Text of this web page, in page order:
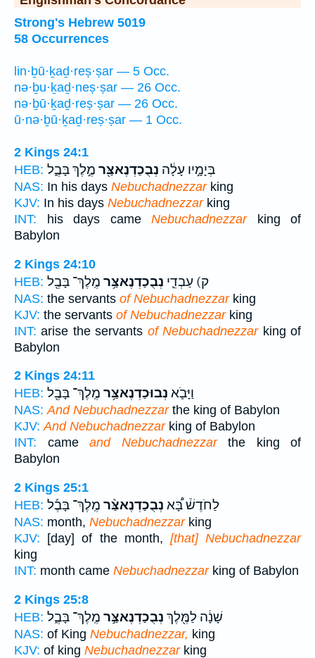
Strong's Hebrew 5019
58 Occurrences
lin·ḇū·ḵaḏ·reṣ·ṣar — 5 Occ.
nə·ḇu·ḵaḏ·neṣ·ṣar — 26 Occ.
nə·ḇū·ḵaḏ·reṣ·ṣar — 26 Occ.
ū·nə·ḇū·ḵaḏ·reṣ·ṣar — 1 Occ.
2 Kings 24:1
HEB:
בְּיָמָ֣יו עָלָ֔ה נְבֻכַדְנֶאצַּ֖ר מֶ֣לֶךְ בָּבֶ֑ל
NAS: In his days Nebuchadnezzarking
KJV: In his days Nebuchadnezzarking
INT: his days came Nebuchadnezzarking of
Babylon
2 Kings 24:10
HEB:
ק) עַבְדֵ֛י נְבֻכַדְנֶאצַּ֥ר מֶֽלֶךְ־ בָּבֶ֖ל
NAS: the servants of Nebuchadnezzarking
KJV: the servants of Nebuchadnezzarking
INT: arise the servants of Nebuchadnezzarking of
Babylon
2 Kings 24:11
HEB:
וַיָּבֹ֛א נְבוּכַדְנֶאצַּ֥ר מֶֽלֶךְ־ בָּבֶ֖ל
NAS: And Nebuchadnezzarthe king of Babylon
KJV: And Nebuchadnezzarking of Babylon
INT: came and Nebuchadnezzarthe king of
Babylon
2 Kings 25:1
HEB:
לַחֹדֶשׁ֒ בָּ֠א נְבֻכַדְנֶאצַּ֨ר מֶֽלֶךְ־ בָּבֶ֜ל
NAS: month, Nebuchadnezzarking
KJV: [day] of the month, [that] Nebuchadnezzar
king
INT: month came Nebuchadnezzarking of Babylon
2 Kings 25:8
HEB:
שָׁנָ֔ה לַמֶּ֖לֶךְ נְבֻכַדְנֶאצַּ֣ר מֶֽלֶךְ־ בָּבֶ֑ל
NAS: of King Nebuchadnezzar, king
KJV: of king Nebuchadnezzarking